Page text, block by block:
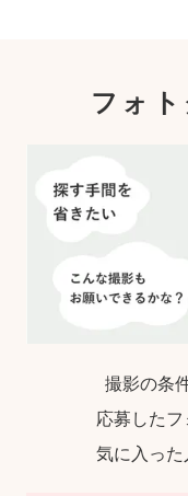
フォ
撮影の条
応募したフ
気に入った